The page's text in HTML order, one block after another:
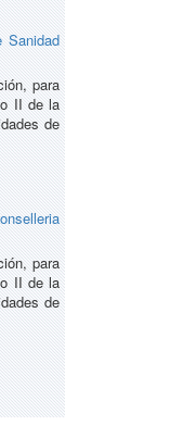
Sanidad
para
II de la
de
para
II de la
de